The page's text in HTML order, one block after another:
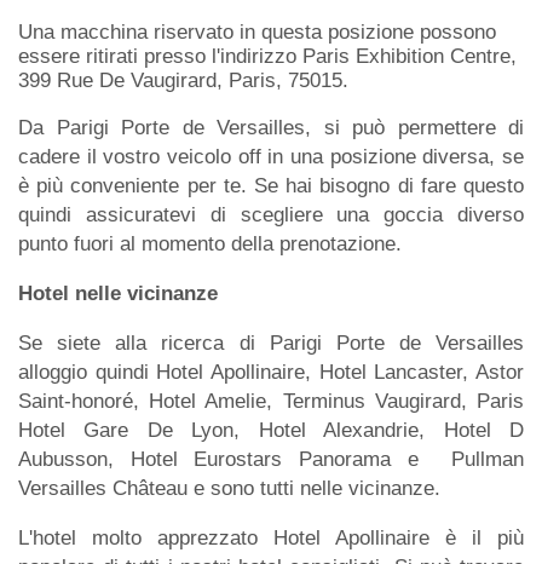
Una macchina riservato in questa posizione possono
essere ritirati presso l'indirizzo Paris Exhibition Centre,
399 Rue De Vaugirard, Paris, 75015.
Da Parigi Porte de Versailles, si può permettere di
cadere il vostro veicolo off in una posizione diversa, se
è più conveniente per te. Se hai bisogno di fare questo
quindi assicuratevi di scegliere una goccia diverso
punto fuori al momento della prenotazione.
Hotel nelle vicinanze
Se siete alla ricerca di Parigi Porte de Versailles
alloggio quindi Hotel Apollinaire, Hotel Lancaster, Astor
Saint-honoré, Hotel Amelie, Terminus Vaugirard, Paris
Hotel Gare De Lyon, Hotel Alexandrie, Hotel D
Aubusson, Hotel Eurostars Panorama e Pullman
Versailles Château e sono tutti nelle vicinanze.
L'hotel molto apprezzato Hotel Apollinaire è il più